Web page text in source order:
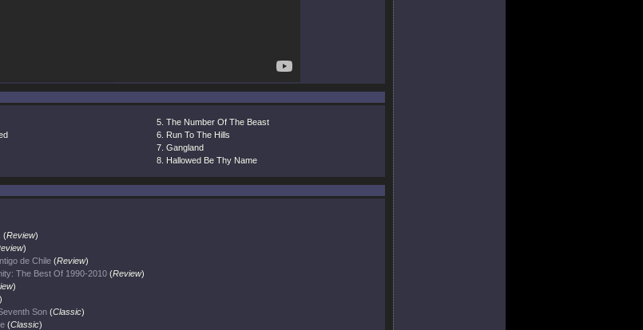
The Number Of The Beast
Run To The Hills
Gangland
Hallowed Be Thy Name
(Review)
)
de Chile (Review)
The Best Of 1990-2010 (Review)
)
)
Son (Classic)
(Classic)